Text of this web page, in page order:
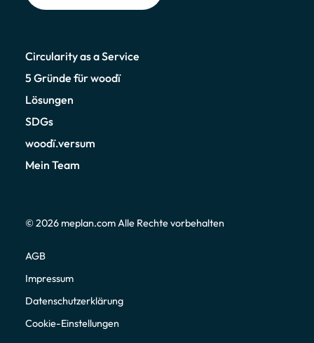
Circularity as a Service
5 Gründe für woodï
Lösungen
SDGs
woodï.versum
Mein Team
© 2026 meplan.comAlle Rechte vorbehalten
AGB
Impressum
Datenschutzerklärung
Cookie-Einstellungen